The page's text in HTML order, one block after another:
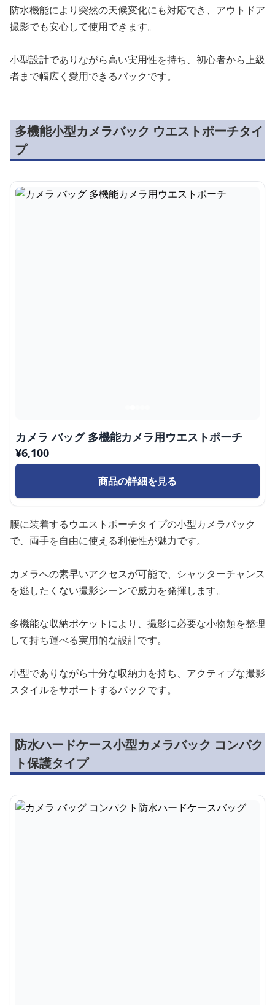
防水機能により突然の天候変化にも対応でき、アウトドア
撮影でも安心して使用できます。
小型設計でありながら高い実用性を持ち、初心者から上級
者まで幅広く愛用できるバックです。
多機能小型カメラバック ウエストポーチタイ
プ
カメラ バッグ 多機能カメラ用ウエストポーチ
¥6,100
商品の詳細を見る
腰に装着するウエストポーチタイプの小型カメラバック
で、両手を自由に使える利便性が魅力です。
カメラへの素早いアクセスが可能で、シャッターチャンス
を逃したくない撮影シーンで威力を発揮します。
多機能な収納ポケットにより、撮影に必要な小物類を整理
して持ち運べる実用的な設計です。
小型でありながら十分な収納力を持ち、アクティブな撮影
スタイルをサポートするバックです。
防水ハードケース小型カメラバック コンパク
ト保護タイプ